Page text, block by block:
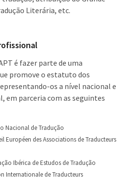
Literária, etc.
é fazer parte de uma
promove o estatuto dos
os a nível nacional e
em parceria com as seguintes
Nacional de Tradução
Européen des Associations de Traducteurs
Ibérica de Estudos de Tradução
Internationale de Traducteurs